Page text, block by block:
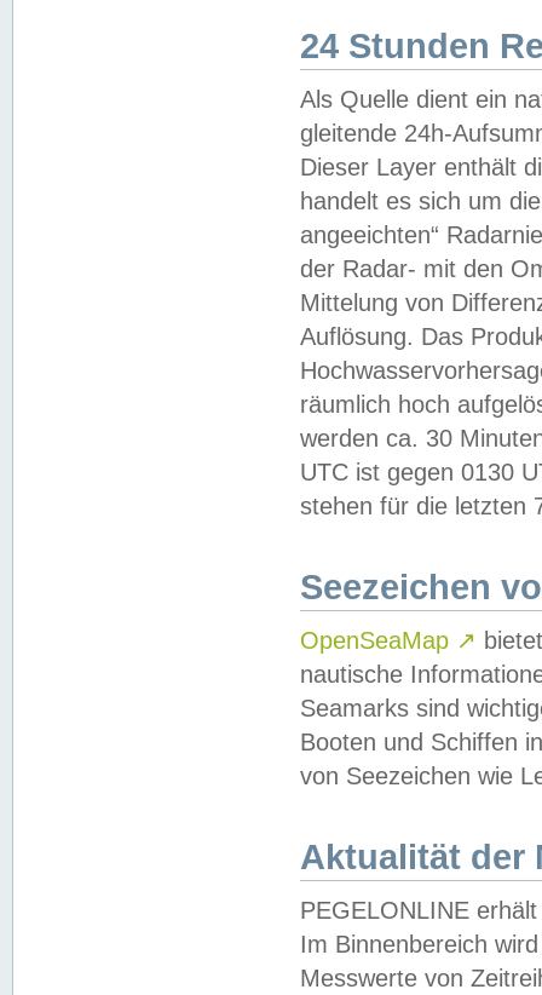
24 Stunden
Als Quelle dient ein
gleitende 24h-
Dieser Layer enthält
handelt es sich um
angeeichten“
der Radar- mit den
Mittelung von
Auflösung. Das
räumlich hoch
werden ca. 30
UTC ist gegen 0130
stehen für die letzten
Seezeichen
OpenSeaMap ↗
nautische
Seamarks sind
Booten und Schiffen
von Seezeichen wie
Aktualität der
PEGELONLINE
Im Binnenbereich
Messwerte von